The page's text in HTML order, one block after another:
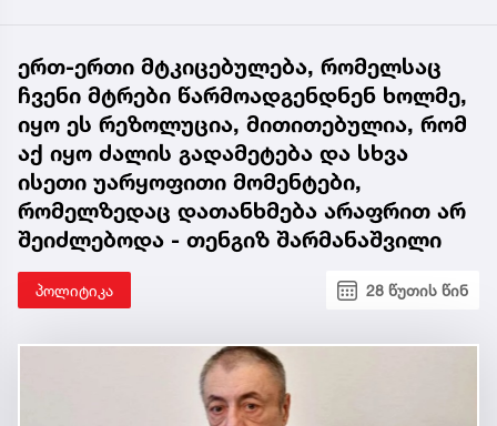
ერთ-ერთი მტკიცებულება, რომელსაც
ჩვენი მტრები წარმოადგენდნენ ხოლმე,
იყო ეს რეზოლუცია, მითითებულია, რომ
აქ იყო ძალის გადამეტება და სხვა
ისეთი უარყოფითი მომენტები,
რომელზედაც დათანხმება არაფრით არ
შეიძლებოდა - თენგიზ შარმანაშვილი
პოლიტიკა 28 წუთის წინ